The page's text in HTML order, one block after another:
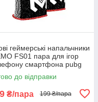
геймерські напальчники
FS01 пара для ігор
смартфона pubg
call of duty standoff 2
до відправки
₴/пара 199 ₴/пара